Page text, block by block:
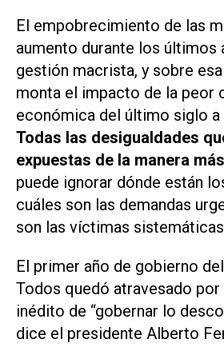
El empobrecimiento de las
aumento durante los últimos
gestión macrista, y sobre
monta el impacto de la peor
económica del último siglo a
Todas las desigualdades
expuestas de la manera
puede ignorar dónde están
cuáles son las demandas
son las víctimas
El primer año de gobierno
Todos quedó atravesado
inédito de “gobernar lo
dice el presidente Alberto